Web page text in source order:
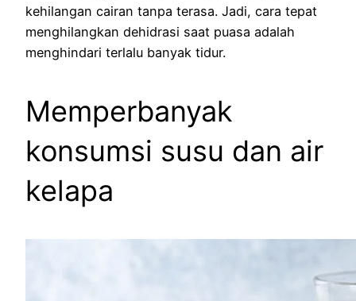
kehilangan cairan tanpa terasa. Jadi, cara tepat
menghilangkan dehidrasi saat puasa adalah
menghindari terlalu banyak tidur.
Memperbanyak
konsumsi susu dan air
kelapa